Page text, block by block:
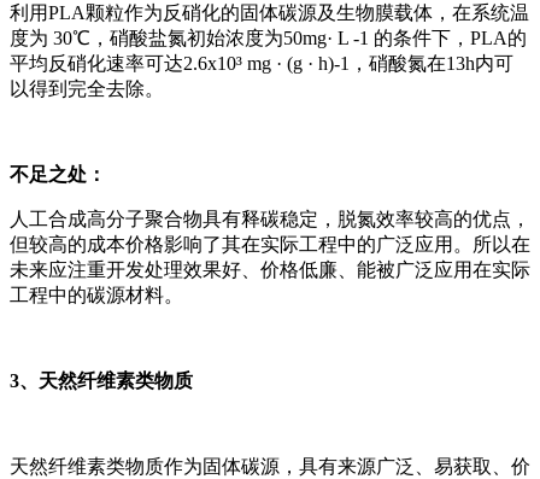
利用PLA颗粒作为反硝化的固体碳源及生物膜载体，在系统温
度为 30℃，硝酸盐氮初始浓度为50mg· L -1 的条件下，PLA的
平均反硝化速率可达2.6x10³ mg · (g · h)-1，硝酸氮在13h内可
以得到完全去除。
不足之处：
人工合成高分子聚合物具有释碳稳定，脱氮效率较高的优点，
但较高的成本价格影响了其在实际工程中的广泛应用。所以在
未来应注重开发处理效果好、价格低廉、能被广泛应用在实际
工程中的碳源材料。
3、天然纤维素类物质
天然纤维素类物质作为固体碳源，具有来源广泛、易获取、价